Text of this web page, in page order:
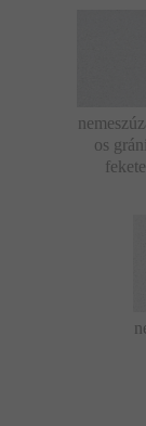
os
fekete